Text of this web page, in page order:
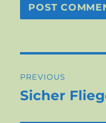
navigation
PREVIOUS
Previous
Sicher